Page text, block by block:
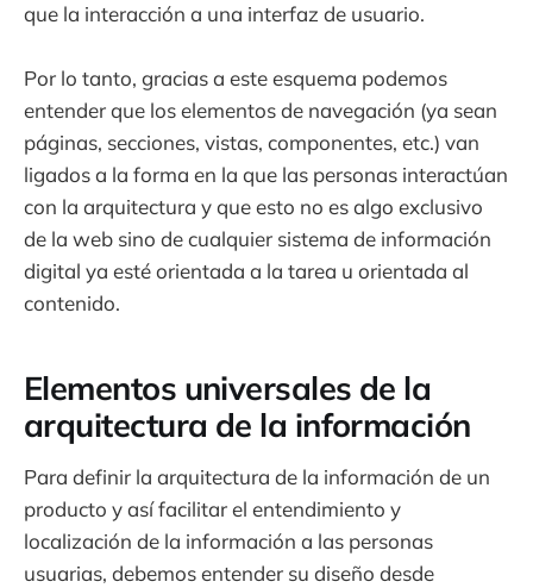
que la interacción a una interfaz de usuario.
Por lo tanto, gracias a este esquema podemos
entender que los elementos de navegación (ya sean
páginas, secciones, vistas, componentes, etc.) van
ligados a la forma en la que las personas interactúan
con la arquitectura y que esto no es algo exclusivo
de la web sino de cualquier sistema de información
digital ya esté orientada a la tarea u orientada al
contenido.
Elementos universales de la
arquitectura de la información
Para definir la arquitectura de la información de un
producto y así facilitar el entendimiento y
localización de la información a las personas
usuarias, debemos entender su diseño desde